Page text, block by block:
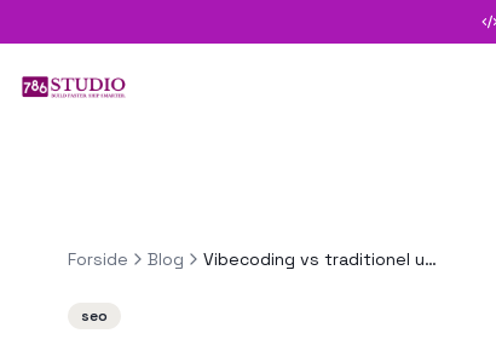
Forside Blog Vibecoding vs traditionel udvikling: 5x hurtigere — men er kvaliteten god nok?
seo